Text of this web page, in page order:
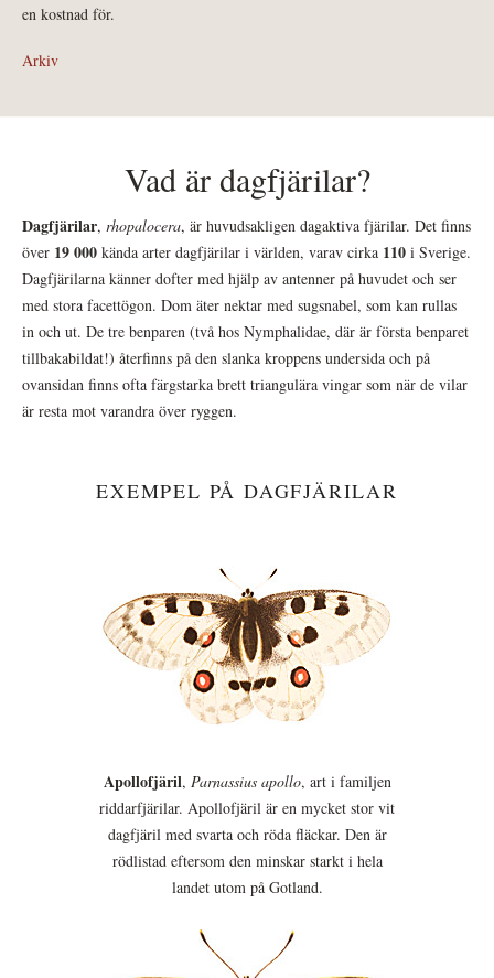
en kostnad för.
Arkiv
Vad är dagfjärilar?
Dagfjärilar, rhopalocera, är huvudsakligen dagaktiva fjärilar. Det finns
över 19 000 kända arter dagfjärilar i världen, varav cirka 110 i Sverige.
Dagfjärilarna känner dofter med hjälp av antenner på huvudet och ser
med stora facettögon. Dom äter nektar med sugsnabel, som kan rullas
in och ut. De tre benparen (två hos Nymphalidae, där är första benparet
tillbakabildat!) återfinns på den slanka kroppens undersida och på
ovansidan finns ofta färgstarka brett triangulära vingar som när de vilar
är resta mot varandra över ryggen.
EXEMPEL PÅ DAGFJÄRILAR
Apollofjäril, Parnassius apollo, art i familjen
riddarfjärilar. Apollofjäril är en mycket stor vit
dagfjäril med svarta och röda fläckar. Den är
rödlistad eftersom den minskar starkt i hela
landet utom på Gotland.